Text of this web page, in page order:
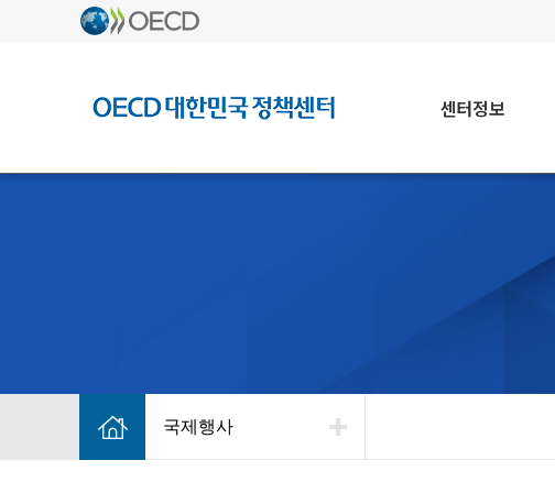
센터정보
국제행사